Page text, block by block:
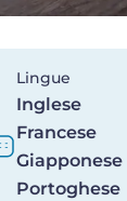
Lingue
Inglese
Francese
Giapponese
Portoghese